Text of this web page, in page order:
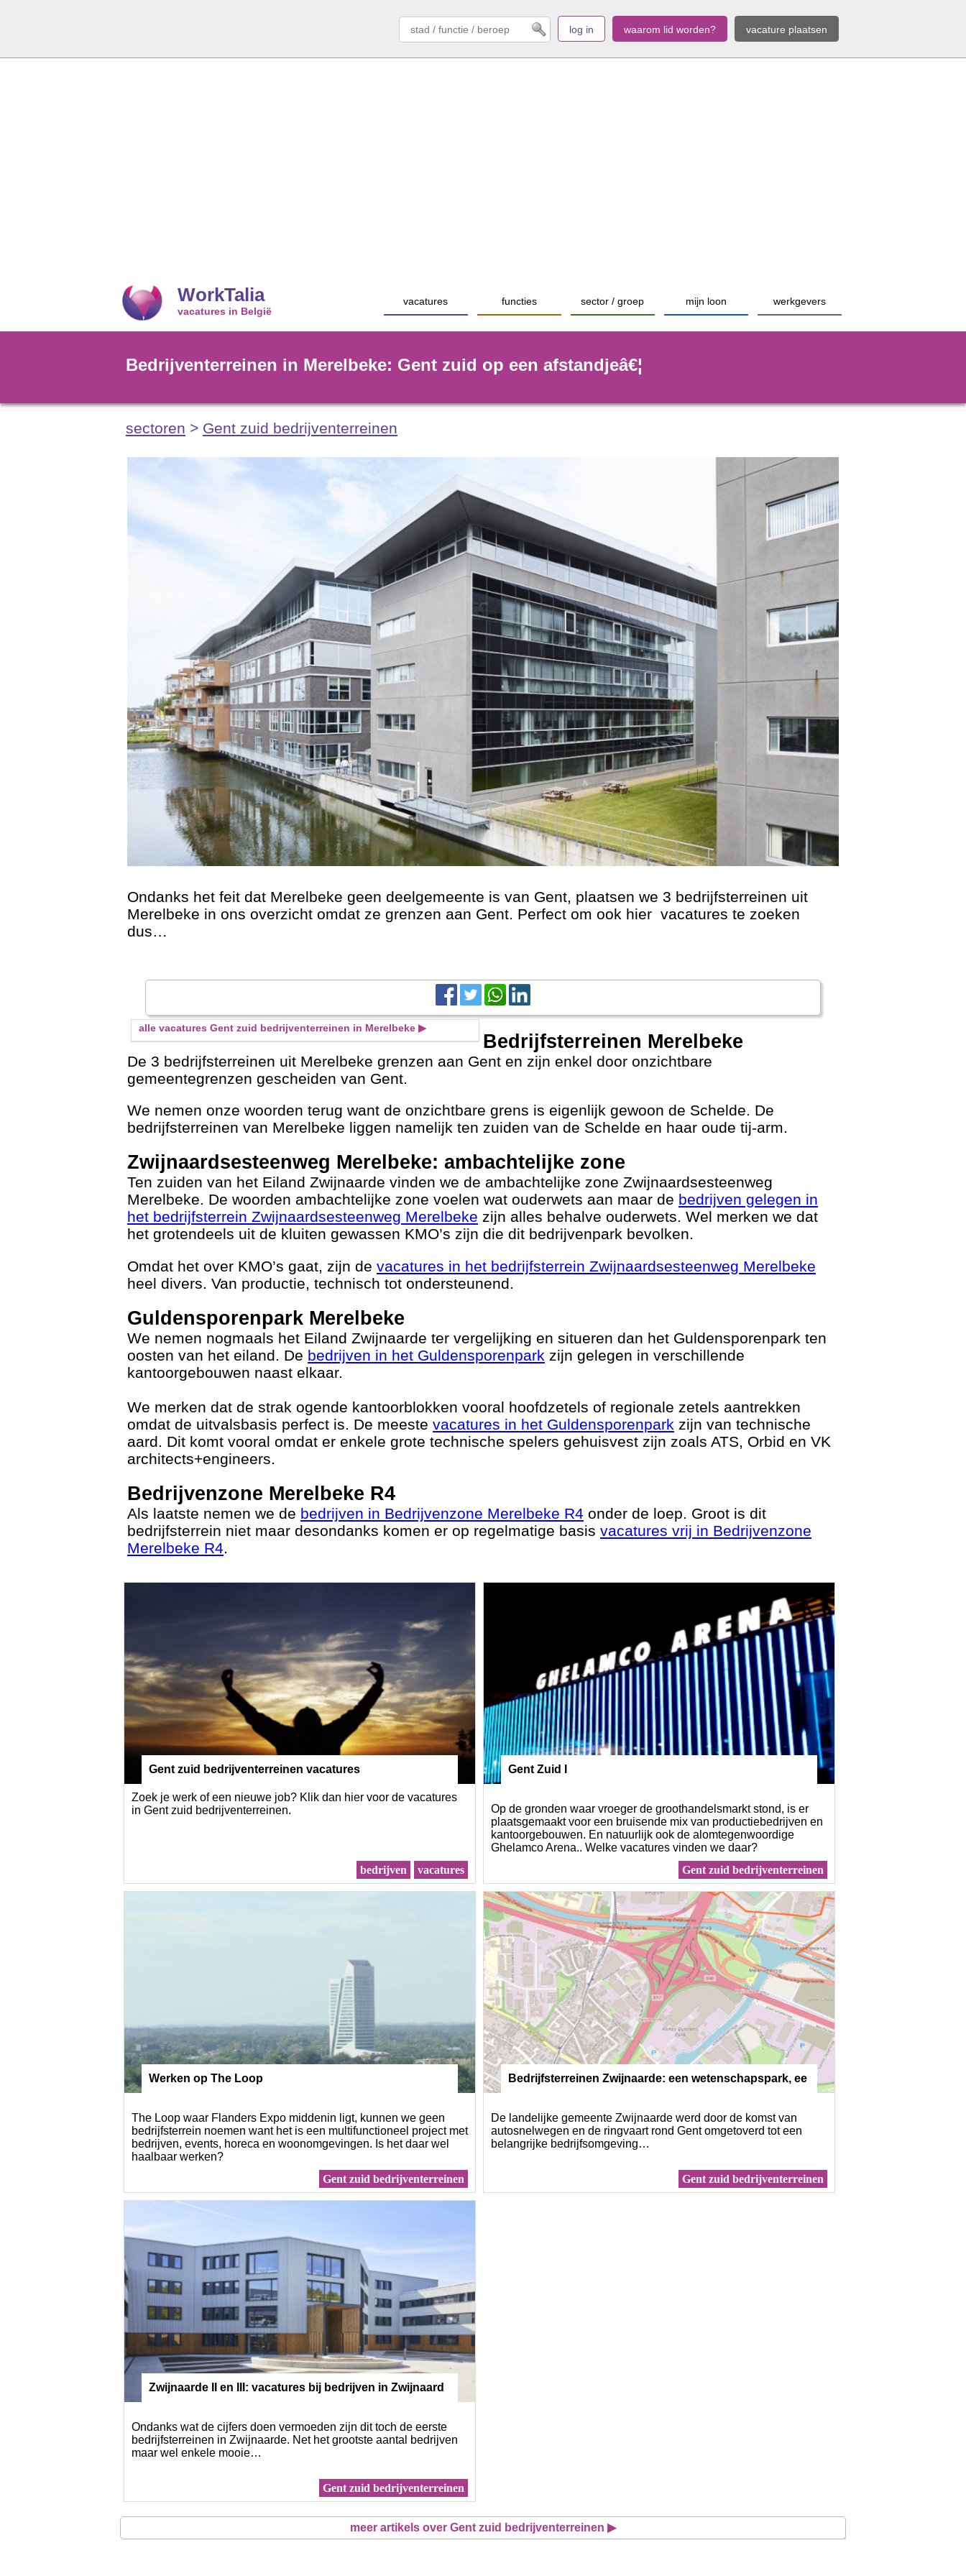
vacature plaatsen
waarom lid worden?
log in
WorkTalia
vacatures in België
werkgevers
mijn loon
sector / groep
functies
vacatures
Bedrijventerreinen in Merelbeke: Gent zuid op een afstandjeâ€¦
sectoren > Gent zuid bedrijventerreinen
Ondanks het feit dat Merelbeke geen deelgemeente is van Gent, plaatsen we 3 bedrijfsterreinen uit
Merelbeke in ons overzicht omdat ze grenzen aan Gent. Perfect om ook hier vacatures te zoeken
dus…
alle vacatures Gent zuid bedrijventerreinen in Merelbeke ▶
Bedrijfsterreinen Merelbeke
De 3 bedrijfsterreinen uit Merelbeke grenzen aan Gent en zijn enkel door onzichtbare
gemeentegrenzen gescheiden van Gent.
We nemen onze woorden terug want de onzichtbare grens is eigenlijk gewoon de Schelde. De
bedrijfsterreinen van Merelbeke liggen namelijk ten zuiden van de Schelde en haar oude tij-arm.
Zwijnaardsesteenweg Merelbeke: ambachtelijke zone
Ten zuiden van het Eiland Zwijnaarde vinden we de ambachtelijke zone Zwijnaardsesteenweg
Merelbeke. De woorden ambachtelijke zone voelen wat ouderwets aan maar de bedrijven gelegen in
het bedrijfsterrein Zwijnaardsesteenweg Merelbeke zijn alles behalve ouderwets. Wel merken we dat
het grotendeels uit de kluiten gewassen KMO’s zijn die dit bedrijvenpark bevolken.
Omdat het over KMO’s gaat, zijn de vacatures in het bedrijfsterrein Zwijnaardsesteenweg Merelbeke
heel divers. Van productie, technisch tot ondersteunend.
Guldensporenpark Merelbeke
We nemen nogmaals het Eiland Zwijnaarde ter vergelijking en situeren dan het Guldensporenpark ten
oosten van het eiland. De bedrijven in het Guldensporenpark zijn gelegen in verschillende
kantoorgebouwen naast elkaar.
We merken dat de strak ogende kantoorblokken vooral hoofdzetels of regionale zetels aantrekken
omdat de uitvalsbasis perfect is. De meeste vacatures in het Guldensporenpark zijn van technische
aard. Dit komt vooral omdat er enkele grote technische spelers gehuisvest zijn zoals ATS, Orbid en VK
architects+engineers.
Bedrijvenzone Merelbeke R4
Als laatste nemen we de bedrijven in Bedrijvenzone Merelbeke R4 onder de loep. Groot is dit
bedrijfsterrein niet maar desondanks komen er op regelmatige basis vacatures vrij in Bedrijvenzone
Merelbeke R4.
Gent zuid bedrijventerreinen vacatures
Zoek je werk of een nieuwe job? Klik dan hier voor de vacatures
in Gent zuid bedrijventerreinen.
vacatures
bedrijven
Gent Zuid I
Op de gronden waar vroeger de groothandelsmarkt stond, is er
plaatsgemaakt voor een bruisende mix van productiebedrijven en
kantoorgebouwen. En natuurlijk ook de alomtegenwoordige
Ghelamco Arena.. Welke vacatures vinden we daar?
Gent zuid bedrijventerreinen
Werken op The Loop
The Loop waar Flanders Expo middenin ligt, kunnen we geen
bedrijfsterrein noemen want het is een multifunctioneel project met
bedrijven, events, horeca en woonomgevingen. Is het daar wel
haalbaar werken?
Gent zuid bedrijventerreinen
Bedrijfsterreinen Zwijnaarde: een wetenschapspark, ee
De landelijke gemeente Zwijnaarde werd door de komst van
autosnelwegen en de ringvaart rond Gent omgetoverd tot een
belangrijke bedrijfsomgeving…
Gent zuid bedrijventerreinen
Zwijnaarde II en III: vacatures bij bedrijven in Zwijnaard
Ondanks wat de cijfers doen vermoeden zijn dit toch de eerste
bedrijfsterreinen in Zwijnaarde. Net het grootste aantal bedrijven
maar wel enkele mooie…
Gent zuid bedrijventerreinen
meer artikels over Gent zuid bedrijventerreinen ▶